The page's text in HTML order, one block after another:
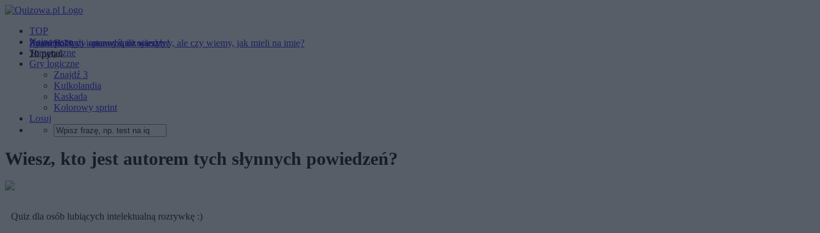
TOP
Najnowsze
Tematyczne
Gry logiczne
Znajdź 3
Kulkolandia
Kaskada
Kolorowy sprint
Losuj
Wiesz, kto jest autorem tych słynnych powiedzeń?
Quiz dla osób lubiących intelektualną rozrywkę :)
Znani Polacy - sprawdź, ile wiesz!
10 pytań
Ryszard, czyli imienny quiz wiedzy!
10 pytań
Znani politycy - nazwiska kojarzymy, ale czy wiemy, jak mieli na imię?
20 pytań